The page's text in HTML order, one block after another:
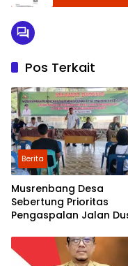
Dalam
Pos Terkait
Berita
Musrenbang Desa
Sebertung Prioritas
Pengaspalan Jalan Dusun